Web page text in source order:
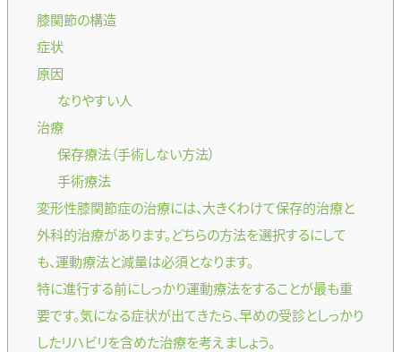
膝関節の構造
症状
原因
なりやすい人
治療
保存療法（手術しない方法）
手術療法
変形性膝関節症の治療には、大きくわけて保存的治療と
外科的治療があります。どちらの方法を選択するにして
も、運動療法と減量は必須となります。
特に進行する前にしっかり運動療法をすることが最も重
要です。気になる症状が出てきたら、早めの受診としっかり
したリハビリを含めた治療を考えましょう。